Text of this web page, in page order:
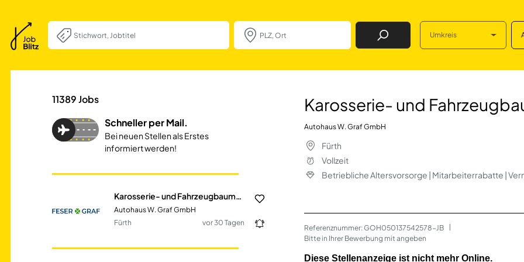
Job Finden Umkreis
Karosserie- und
11389Jobs
Schneller per Mail.
Bei neuen Stellen als Erstes
informiert werden!
Karosserie- und Fahrzeugbaumechaniker | (m/w/d)
Autohaus W. Graf GmbH
Fürth
vor 30 Tagen
Karosserie- und
Autohaus W. Graf GmbH
Fürth
Vollzeit
Betriebliche Altersvorsorge | Mitarbeiterrabatte |
Referenznummer: GOH050137542578-JB
Bitte in Ihrer Bewerbung mit angeben